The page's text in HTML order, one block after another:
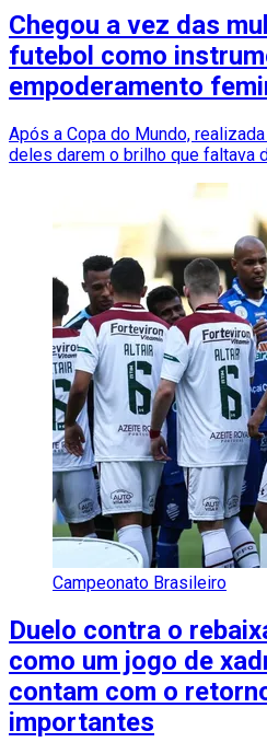
Chegou a vez das
futebol como
empoderamento
Após a Copa do Mundo,
deles darem o brilho que faltava
Campeonato Brasileiro
Duelo contra o
como um jogo de
contam com o
importantes